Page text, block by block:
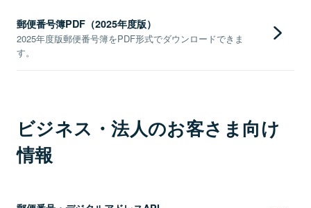
郵便番号簿PDF（2025年度版）
2025年度版郵便番号簿をPDF形式でダウンロードできま
す。
ビジネス・法人のお客さま向け
情報